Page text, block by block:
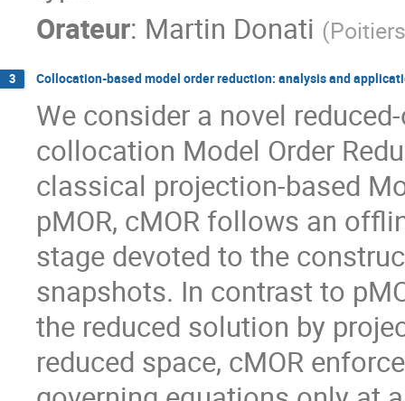
Orateur: Martin Donati (Poitiers
3 Collocation-based model order reduction: analysis and
We consider a novel
collocation Model Order
classical projection-based
pMOR, cMOR follows an
stage devoted to the
snapshots. In contrast to
the reduced solution by
reduced space, cMOR